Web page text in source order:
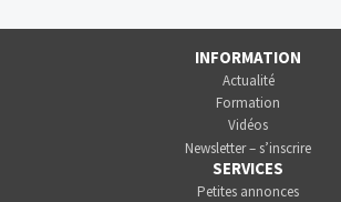
INFORMATION
Actualité
Formation
Vidéos
Newsletter – s’inscrire
SERVICES
Petites annonces